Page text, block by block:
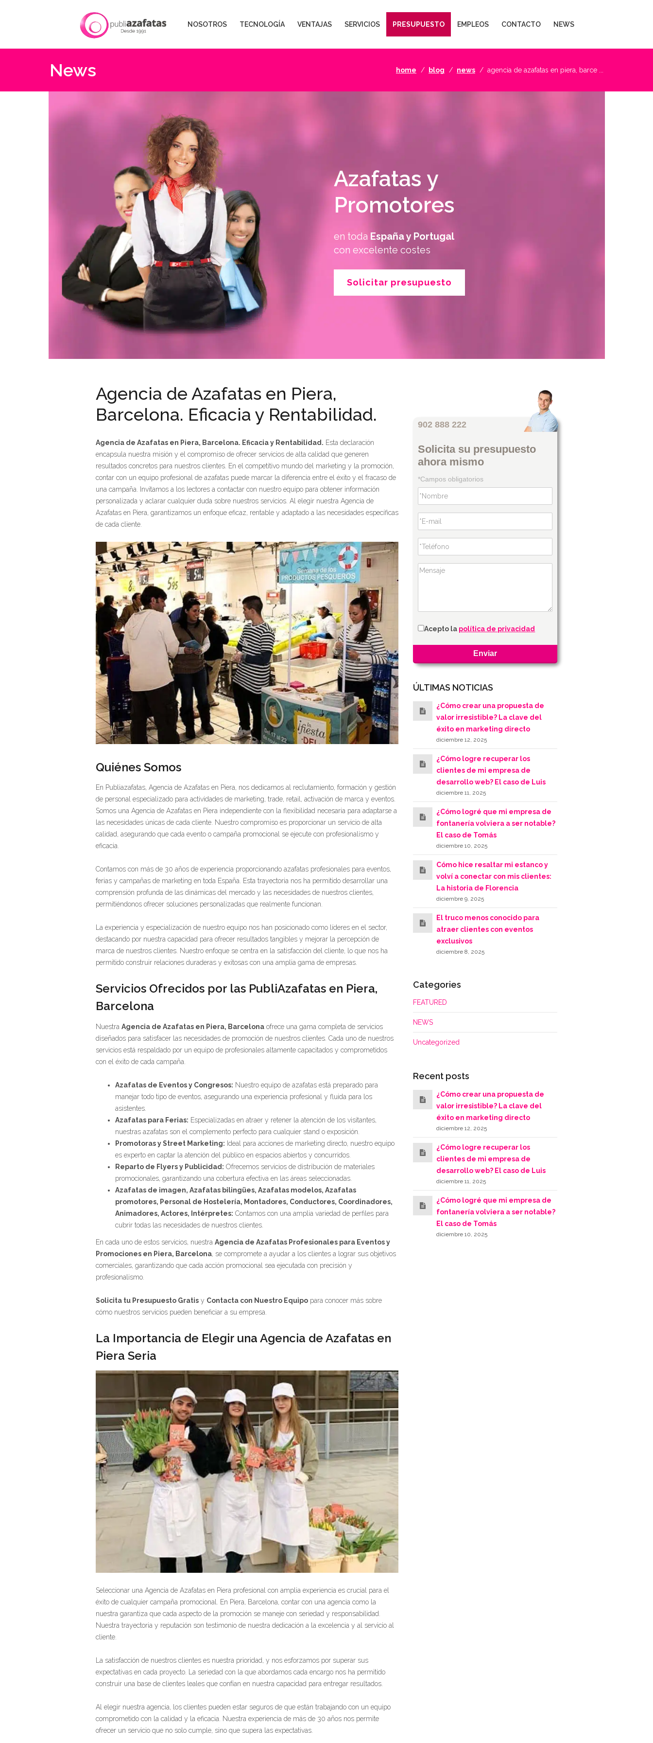
NOSOTROS TECNOLOGÍA VENTAJAS SERVICIOS PRESUPUESTO EMPLEOS CONTACTO NEWS
News home blog news agencia de azafatas en piera, barce ...
Azafatas y
Promotores
en toda España y Portugal
con excelente costes
Solicitar presupuesto
Agencia de Azafatas en Piera,
Barcelona. Eficacia y Rentabilidad.
Agencia de Azafatas en Piera, Barcelona. Eficacia y Rentabilidad. Esta declaración
encapsula nuestra misión y el compromiso de ofrecer servicios de alta calidad que generen
resultados concretos para nuestros clientes. En el competitivo mundo del marketing y la promoción,
contar con un equipo profesional de azafatas puede marcar la diferencia entre el éxito y el fracaso de
una campaña. Invitamos a los lectores a contactar con nuestro equipo para obtener información
personalizada y aclarar cualquier duda sobre nuestros servicios. Al elegir nuestra Agencia de
Azafatas en Piera, garantizamos un enfoque eficaz, rentable y adaptado a las necesidades específicas
de cada cliente.
Quiénes Somos
En Publiazafatas, Agencia de Azafatas en Piera, nos dedicamos al reclutamiento, formación y gestión
de personal especializado para actividades de marketing, trade, retail, activación de marca y eventos.
Somos una Agencia de Azafatas en Piera independiente con la flexibilidad necesaria para adaptarse a
las necesidades únicas de cada cliente. Nuestro compromiso es proporcionar un servicio de alta
calidad, asegurando que cada evento o campaña promocional se ejecute con profesionalismo y
eficacia.
Contamos con más de 30 años de experiencia proporcionando azafatas profesionales para eventos,
ferias y campañas de marketing en toda España. Esta trayectoria nos ha permitido desarrollar una
comprensión profunda de las dinámicas del mercado y las necesidades de nuestros clientes,
permitiéndonos ofrecer soluciones personalizadas que realmente funcionan.
La experiencia y especialización de nuestro equipo nos han posicionado como líderes en el sector,
destacando por nuestra capacidad para ofrecer resultados tangibles y mejorar la percepción de
marca de nuestros clientes. Nuestro enfoque se centra en la satisfacción del cliente, lo que nos ha
permitido construir relaciones duraderas y exitosas con una amplia gama de empresas.
Servicios Ofrecidos por las PubliAzafatas en Piera,
Barcelona
Nuestra Agencia de Azafatas en Piera, Barcelona ofrece una gama completa de servicios
diseñados para satisfacer las necesidades de promoción de nuestros clientes. Cada uno de nuestros
servicios está respaldado por un equipo de profesionales altamente capacitados y comprometidos
con el éxito de cada campaña.
Azafatas de Eventos y Congresos: Nuestro equipo de azafatas está preparado para
manejar todo tipo de eventos, asegurando una experiencia profesional y fluida para los
asistentes.
Azafatas para Ferias: Especializadas en atraer y retener la atención de los visitantes,
nuestras azafatas son el complemento perfecto para cualquier stand o exposición.
Promotoras y Street Marketing: Ideal para acciones de marketing directo, nuestro equipo
es experto en captar la atención del público en espacios abiertos y concurridos.
Reparto de Flyers y Publicidad: Ofrecemos servicios de distribución de materiales
promocionales, garantizando una cobertura efectiva en las áreas seleccionadas.
Azafatas de imagen, Azafatas bilingües, Azafatas modelos, Azafatas
promotores, Personal de Hostelería, Montadores, Conductores, Coordinadores,
Animadores, Actores, Intérpretes: Contamos con una amplia variedad de perfiles para
cubrir todas las necesidades de nuestros clientes.
En cada uno de estos servicios, nuestra Agencia de Azafatas Profesionales para Eventos y
Promociones en Piera, Barcelona, se compromete a ayudar a los clientes a lograr sus objetivos
comerciales, garantizando que cada acción promocional sea ejecutada con precisión y
profesionalismo.
Solicita tu Presupuesto Gratis y Contacta con Nuestro Equipo para conocer más sobre
cómo nuestros servicios pueden beneficiar a su empresa.
La Importancia de Elegir una Agencia de Azafatas en
Piera Seria
Seleccionar una Agencia de Azafatas en Piera profesional con amplia experiencia es crucial para el
éxito de cualquier campaña promocional. En Piera, Barcelona, contar con una agencia como la
nuestra garantiza que cada aspecto de la promoción se maneje con seriedad y responsabilidad.
Nuestra trayectoria y reputación son testimonio de nuestra dedicación a la excelencia y al servicio al
cliente.
La satisfacción de nuestros clientes es nuestra prioridad, y nos esforzamos por superar sus
expectativas en cada proyecto. La seriedad con la que abordamos cada encargo nos ha permitido
construir una base de clientes leales que confían en nuestra capacidad para entregar resultados.
Al elegir nuestra agencia, los clientes pueden estar seguros de que están trabajando con un equipo
comprometido con la calidad y la eficacia. Nuestra experiencia de más de 30 años nos permite
ofrecer un servicio que no solo cumple, sino que supera las expectativas.
902 888 222
Solicita su presupuesto
ahora mismo
*Campos obligatorios
Acepto la política de privacidad
ÚLTIMAS NOTICIAS
¿Cómo crear una propuesta de
valor irresistible? La clave del
éxito en marketing directo
diciembre 12, 2025
¿Cómo logre recuperar los
clientes de mi empresa de
desarrollo web? El caso de Luis
diciembre 11, 2025
¿Cómo logré que mi empresa de
fontanería volviera a ser notable?
El caso de Tomás
diciembre 10, 2025
Cómo hice resaltar mi estanco y
volví a conectar con mis clientes:
La historia de Florencia
diciembre 9, 2025
El truco menos conocido para
atraer clientes con eventos
exclusivos
diciembre 8, 2025
Categories
FEATURED
NEWS
Uncategorized
Recent posts
¿Cómo crear una propuesta de
valor irresistible? La clave del
éxito en marketing directo
diciembre 12, 2025
¿Cómo logre recuperar los
clientes de mi empresa de
desarrollo web? El caso de Luis
diciembre 11, 2025
¿Cómo logré que mi empresa de
fontanería volviera a ser notable?
El caso de Tomás
diciembre 10, 2025